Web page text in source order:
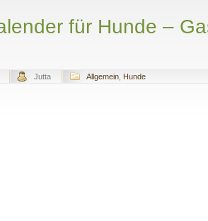
für Hunde –
Jutta Allgemein Hunde